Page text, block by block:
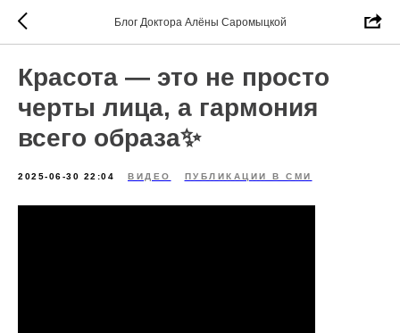
Блог Доктора Алёны Саромыцкой
Красота — это не просто
черты лица, а гармония
всего образа✨
2025-06-30 22:04 ВИДЕО ПУБЛИКАЦИИ В СМИ